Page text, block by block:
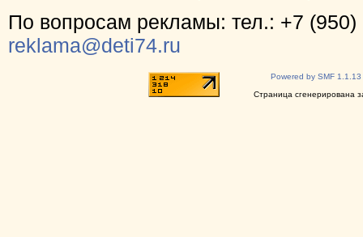
По вопросам рекламы: тел.: +7 (950)
reklama@deti74.ru
Powered by SMF 1.1.13
Страница сгенерирована